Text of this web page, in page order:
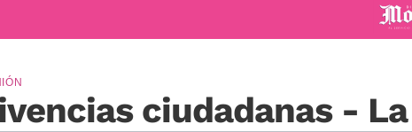
Diario de
ciudadanas -